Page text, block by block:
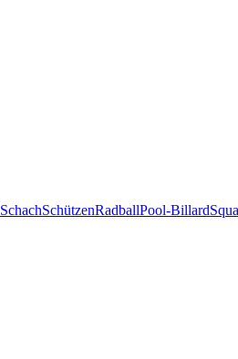
SchachSchützenRadballPool-Billard